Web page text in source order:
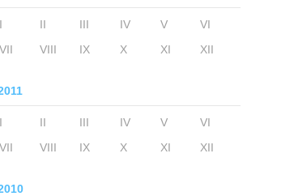
I II III IV V
VI
VII
VIII IX X XI XII
I II III IV V
VI
VII
VIII IX X XI XII